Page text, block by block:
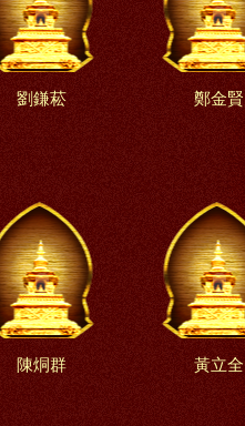
劉鎌菘 鄭金賢
陳烔群 黃立全